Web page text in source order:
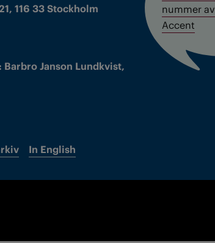
116 33 Stockholm
Janson Lundkvist,
In English
nummer av
Accent